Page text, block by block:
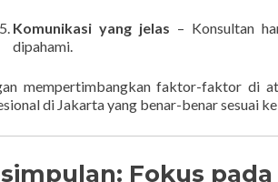
Komunikasi yang jelas – Konsultan
dipahami.
mempertimbangkan faktor-faktor di
di Jakarta yang benar-benar sesuai
Fokus